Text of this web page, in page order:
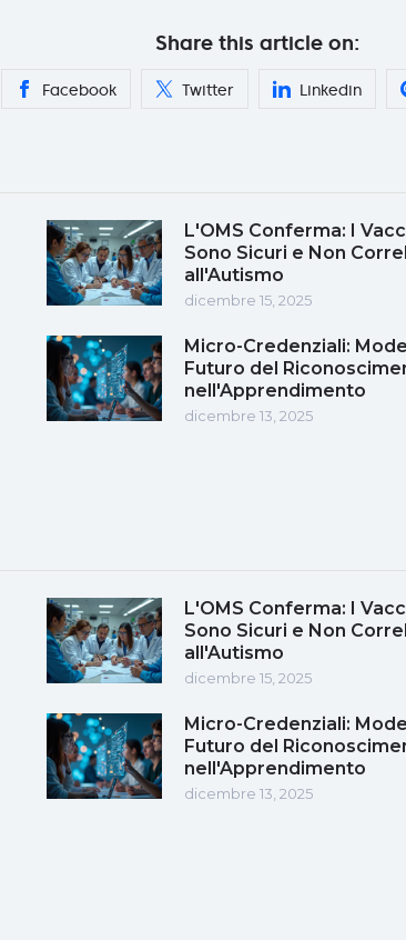
Share this article on:
Facebook Twitter Linkedin
L'OMS Conferma: I
Sono Sicuri e Non
all'Autismo
dicembre 15, 2025
Micro-Credenziali:
Futuro del
nell'Apprendimento
dicembre 13, 2025
L'OMS Conferma: I
Sono Sicuri e Non
all'Autismo
dicembre 15, 2025
Micro-Credenziali:
Futuro del
nell'Apprendimento
dicembre 13, 2025